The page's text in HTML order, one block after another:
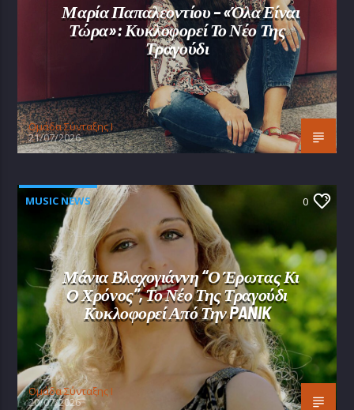
Μαρία Παπαλεοντίου – «Όλα Είναι
Τώρα»: Κυκλοφορεί Το Νέο Της
Τραγούδι
Oμάδα Σύνταξης Ι
21/07/2026
MUSIC NEWS 0
Μάνια Βλαχογιάννη “Ο Έρωτας Κι
Ο Χρόνος”, Το Νέο Της Τραγούδι
Κυκλοφορεί Από Την PANIK
Oμάδα Σύνταξης Ι
20/07/2026